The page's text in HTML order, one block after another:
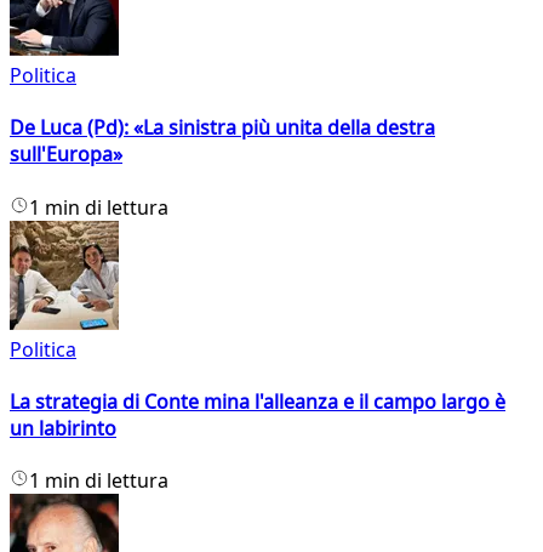
Politica
De Luca (Pd): «La sinistra più unita della destra
sull'Europa»
1 min di lettura
Politica
La strategia di Conte mina l'alleanza e il campo largo è
un labirinto
1 min di lettura